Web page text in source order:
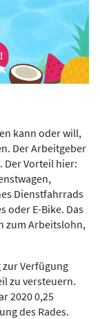
kann oder will,
Der Arbeitgeber
Der Vorteil hier:
Dienstfahrrads
oder E-Bike. Das
zum Arbeitslohn,
Verfügung
zu versteuern.
2020 0,25
des Rades.